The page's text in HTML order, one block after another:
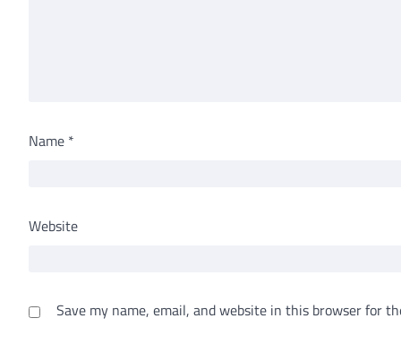
Name *
Website
Save my name, email, and website in this browser for